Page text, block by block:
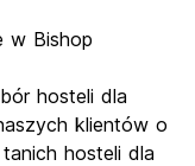
w Bishop
hosteli dla
klientów o
hosteli dla